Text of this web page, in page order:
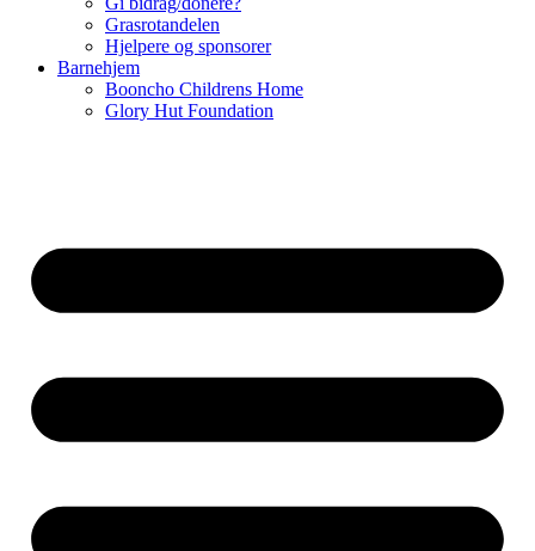
Grasrotandelen
Hjelpere og sponsorer
Barnehjem
Booncho Childrens Home
Glory Hut Foundation